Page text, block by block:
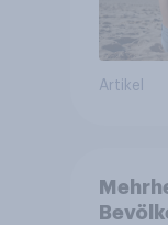
Artikel